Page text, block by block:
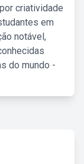
criatividade
em
notável,
do mundo -